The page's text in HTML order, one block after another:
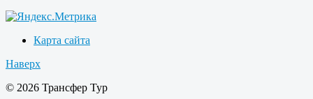
Карта сайта
Наверх
© 2026 Трансфер Тур